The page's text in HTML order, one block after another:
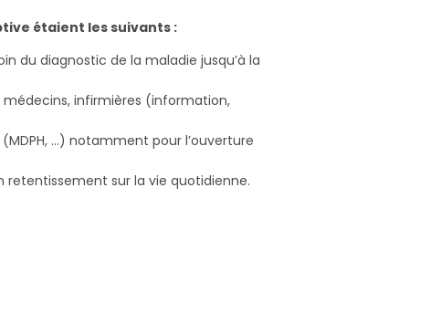
étaient les suivants :
du diagnostic de la maladie jusqu’à la
médecins, infirmières (information,
…) notamment pour l’ouverture
retentissement sur la vie quotidienne.